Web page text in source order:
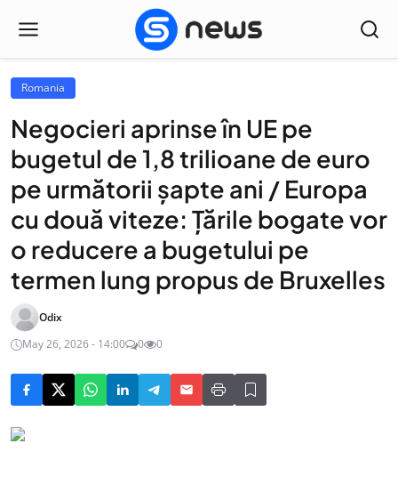
Romania
Negocieri aprinse în UE pe
bugetul de 1,8 trilioane de euro
pe următorii șapte ani / Europa
cu două viteze: Țările bogate vor
o reducere a bugetului pe
termen lung propus de Bruxelles
Odix
May 26, 2026 - 14:00
0 0